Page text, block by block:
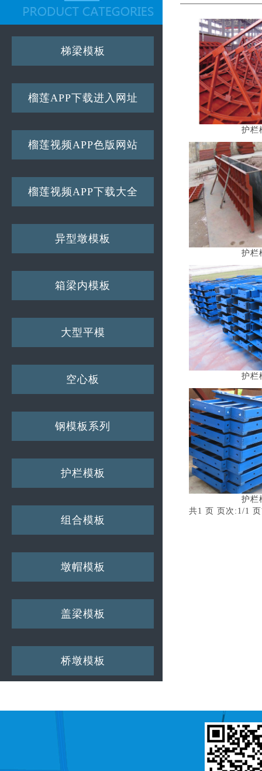
梯梁模板
榴莲APP下载进入网址
榴莲视频APP色版网站
榴莲视频APP下载大全
异型墩模板
箱梁内模板
大型平模
空心板
钢模板系列
护栏模板
组合模板
墩帽模板
盖梁模板
桥墩模板
护栏
护栏
护栏
护栏
共1 页 页次:1/1 页